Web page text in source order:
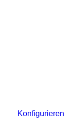
Konfigurieren